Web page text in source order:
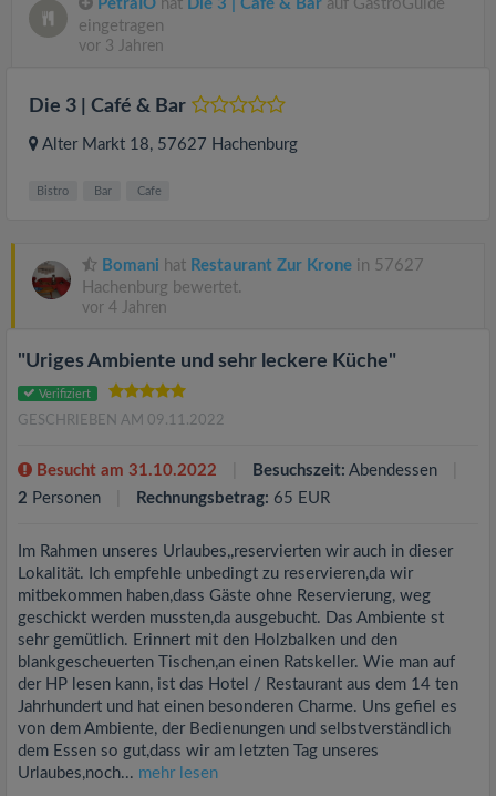
PetraIO hat Die 3 | Café & Bar auf GastroGuide
eingetragen
vor 3 Jahren
Die 3 | Café & Bar
Alter Markt 18, 57627 Hachenburg
Bistro Bar Cafe
Bomani hat Restaurant Zur Krone in 57627
Hachenburg bewertet.
vor 4 Jahren
"Uriges Ambiente und sehr leckere Küche"
Verifiziert
GESCHRIEBEN AM 09.11.2022
Besucht am 31.10.2022 Besuchszeit: Abendessen
2 Personen Rechnungsbetrag: 65 EUR
Im Rahmen unseres Urlaubes,,reservierten wir auch in dieser
Lokalität. Ich empfehle unbedingt zu reservieren,da wir
mitbekommen haben,dass Gäste ohne Reservierung, weg
geschickt werden mussten,da ausgebucht. Das Ambiente st
sehr gemütlich. Erinnert mit den Holzbalken und den
blankgescheuerten Tischen,an einen Ratskeller. Wie man auf
der HP lesen kann, ist das Hotel / Restaurant aus dem 14 ten
Jahrhundert und hat einen besonderen Charme. Uns gefiel es
von dem Ambiente, der Bedienungen und selbstverständlich
dem Essen so gut,dass wir am letzten Tag unseres
Urlaubes,noch... mehr lesen